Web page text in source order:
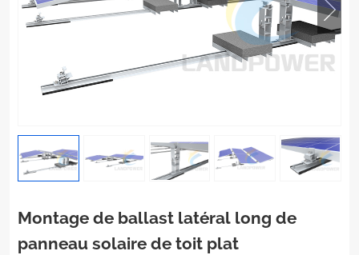
Montage de ballast latéral long de
panneau solaire de toit plat